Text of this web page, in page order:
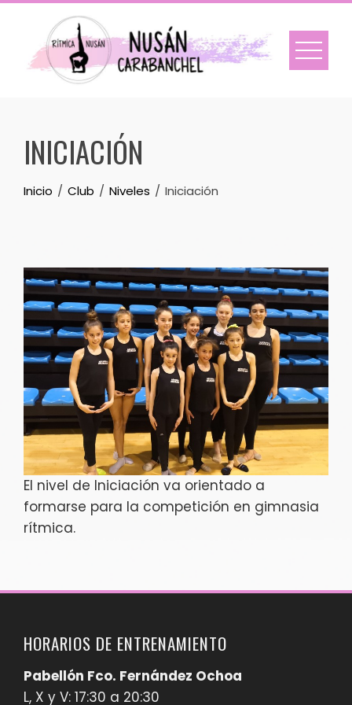
Skip
content
INICIACIÓN
Inicio Club Niveles Iniciación
El nivel de Iniciación va orientado a
formarse para la competición en gimnasia
rítmica.
HORARIOS DE ENTRENAMIENTO
Pabellón Fco. Fernández Ochoa
L, X y V: 17:30 a 20:30